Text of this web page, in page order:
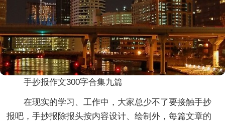
手抄报作文300字合集九篇
在现实的学习、工作中，大家总少不了要接触手抄
报吧，手抄报除报头按内容设计、绘制外，每篇文章的